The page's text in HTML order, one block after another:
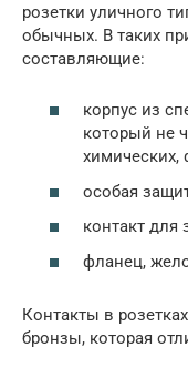
розетки уличного
обычных. В таких
составляющие:
корпус из
который не
химических,
особая
контакт для
фланец,
Контакты в
бронзы, которая